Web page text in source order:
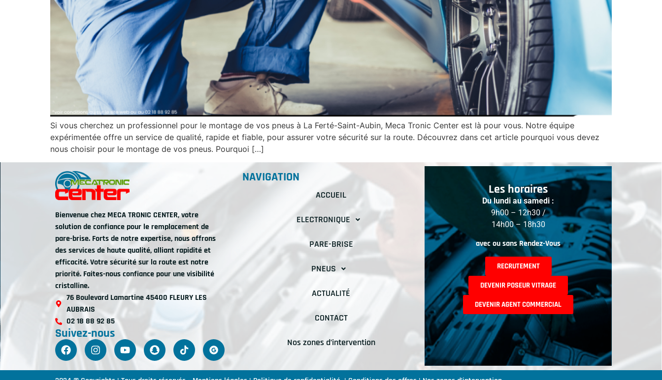
Si vous cherchez un professionnel pour le montage de vos pneus à La Ferté-Saint-Aubin, Meca Tronic Center est là pour vous. Notre équipe
expérimentée offre un service de qualité, rapide et fiable, pour assurer votre sécurité sur la route. Découvrez dans cet article pourquoi vous devez
nous choisir pour le montage de vos pneus. Pourquoi […]
Bienvenue chez MECA TRONIC CENTER, votre
solution de confiance pour le remplacement de
pare-brise. Forts de notre expertise, nous offrons
des services de haute qualité, alliant rapidité et
efficacité. Votre sécurité sur la route est notre
priorité. Faites-nous confiance pour une visibilité
cristalline.
76 Boulevard Lamartine 45400 FLEURY LES
AUBRAIS
02 18 88 92 85
Suivez-nous
NAVIGATION
ACCUEIL
ELECTRONIQUE
PARE-BRISE
PNEUS
ACTUALITÉ
CONTACT
Nos zones d’intervention
Les horaires
Du lundi au samedi :
9h00 – 12h30 /
14h00 – 18h30
avec ou sans Rendez-Vous
RECRUTEMENT
DEVENIR POSEUR VITRAGE
DEVENIR AGENT COMMERCIAL